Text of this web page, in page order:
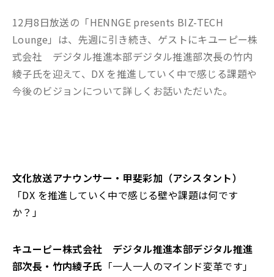
12月8日放送の「HENNGE presents BIZ-TECH
Lounge」は、先週に引き続き、ゲストにキユーピー株
式会社 デジタル推進本部デジタル推進部次長の竹内
綾子氏を迎えて、DX を推進していく中で感じる課題や
今後のビジョンについて詳しくお話いただいた。
文化放送アナウンサー・甲斐彩加（アシスタント）
「DX を推進していく中で感じる壁や課題は何です
か？」
キユーピー株式会社 デジタル推進本部デジタル推進
部次長・竹内綾子氏 「一人一人のマインド変革です」